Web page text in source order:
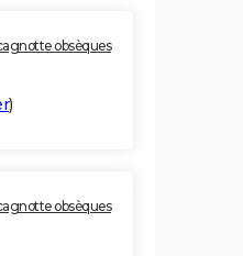
obsèques
)
obsèques